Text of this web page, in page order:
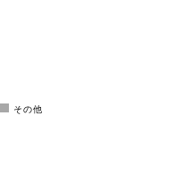
その他